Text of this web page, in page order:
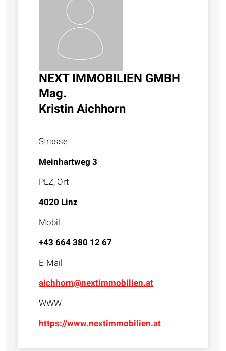
NEXT IMMOBILIEN GMBH
Mag.
Kristin Aichhorn
Strasse
Meinhartweg 3
PLZ, Ort
4020 Linz
Mobil
+43 664 380 12 67
E-Mail
aichhorn@nextimmobilien.at
WWW
https://www.nextimmobilien.at